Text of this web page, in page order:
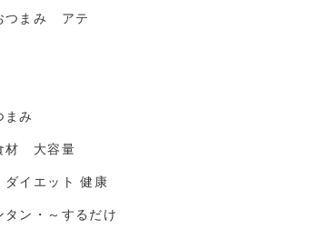
つまみ アテ
まみ
材 大容量
イエット 健康
タン・～するだけ